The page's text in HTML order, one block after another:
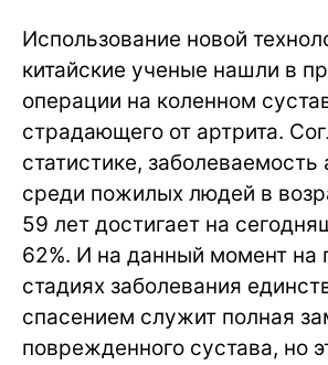
Использование новой
китайские ученые нашли в
операции на коленном
страдающего от артрита.
статистике, заболеваемость
среди пожилых людей в
59 лет достигает на
62%. И на данный момент на
стадиях заболевания
спасением служит полная
поврежденного сустава, но